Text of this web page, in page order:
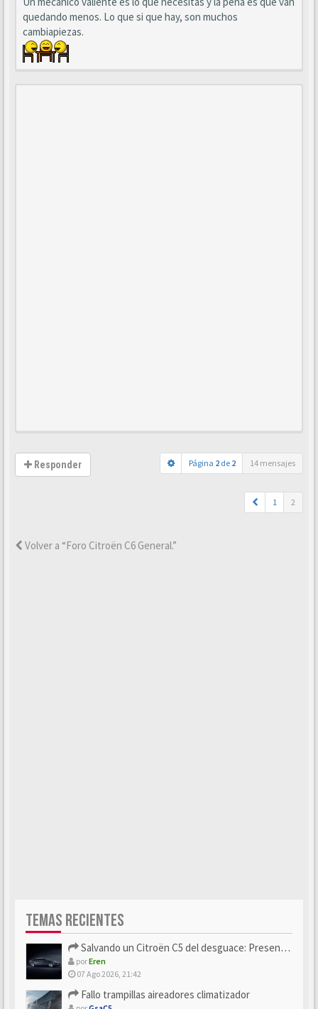
quedando menos. Lo que si que hay, son muchos
cambiapiezas.
Responder Página 2 de 2 14 mensajes
1 2
Volver a “Foro Citroën C6 General.”
TEMAS RECIENTES
Salvando un Citroën C5 del desguace: Presentación y seguimiento
porEren
07 Ago 2026, 21:42
Fallo trampillas aireadores climatizador